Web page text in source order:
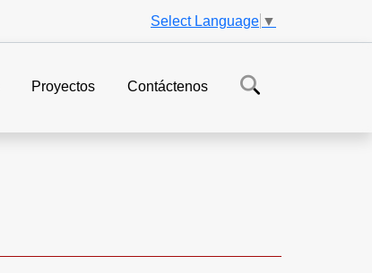
Select Language ▼
Proyectos Contáctenos